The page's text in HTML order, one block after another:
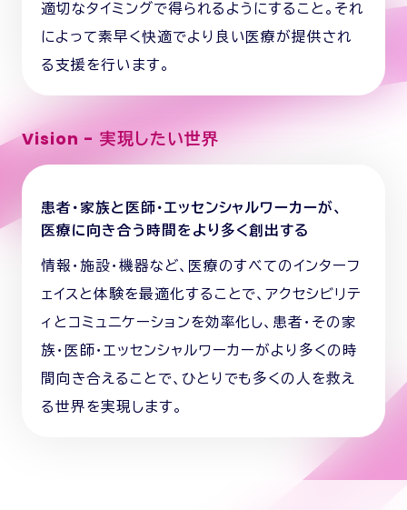
適切なタイミングで得られるようにすること。それ
によって素早く快適でより良い医療が提供され
る支援を行います。
Vision - 実現したい世界
患者・家族と医師・エッセンシャルワーカーが、
医療に向き合う時間をより多く創出する
情報・施設・機器など、医療のすべてのインターフ
ェイスと体験を最適化することで、アクセシビリテ
ィとコミュニケーションを効率化し、患者・その家
族・医師・エッセンシャルワーカーがより多くの時
間向き合えることで、ひとりでも多くの人を救え
る世界を実現します。